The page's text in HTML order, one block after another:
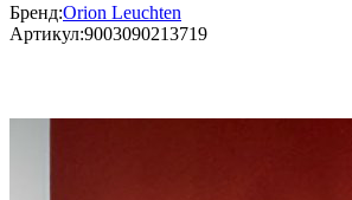
Бренд:Orion Leuchten
Артикул:9003090213719